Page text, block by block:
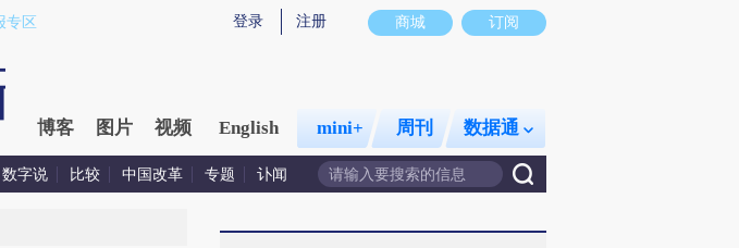
商城 订阅
登录 注册
专区
博客 图片 视频 English mini+ 周刊 数据通
数字说 比较 中国改革 专题 讣闻